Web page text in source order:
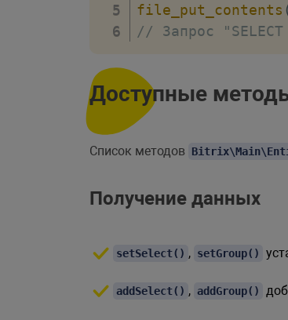
file_put_contents
// Запрос "SELECT
Доступные
Список методов
Получение данных
setSelect() , setGroup()
addSelect() , addGroup()